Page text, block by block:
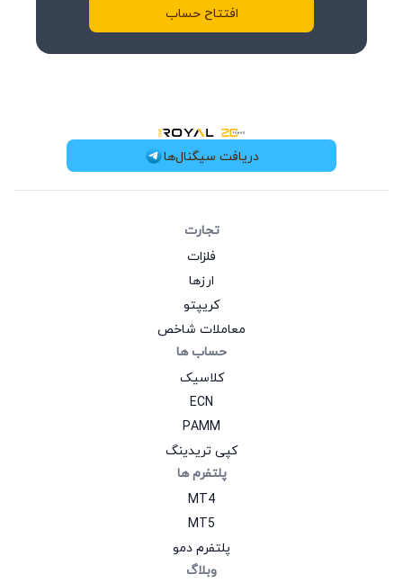
افتتاح حساب
OneRoyal Home
دریافت سیگنال‌ها
تجارت
فلزات
ارزها
کریپتو
معاملات شاخص
حساب‌ ها
کلاسیک
ECN
PAMM
کپی تریدینگ
پلتفرم‌ ها
MT4
MT5
پلتفرم دمو
وبلاگ